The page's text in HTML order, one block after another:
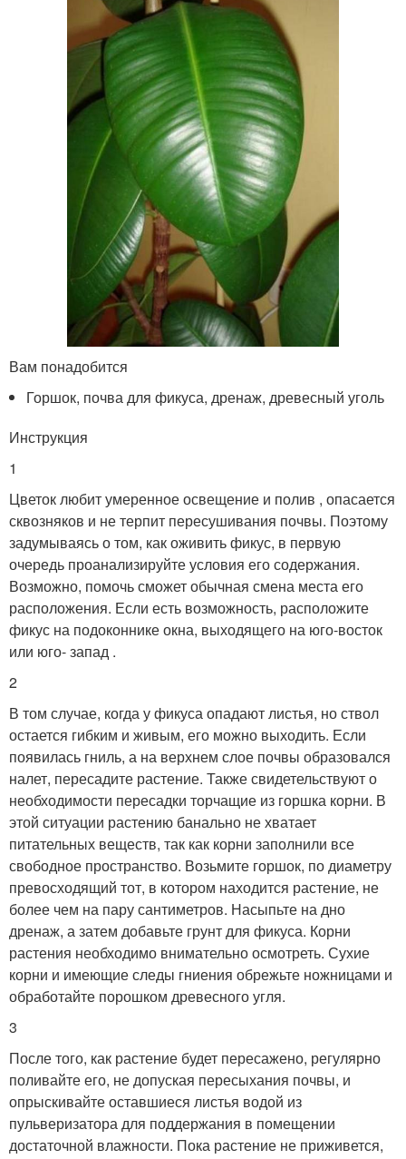
Вам понадобится
Горшок, почва для фикуса, дренаж, древесный уголь
Инструкция
1
Цветок любит умеренное освещение и полив , опасается
сквозняков и не терпит пересушивания почвы. Поэтому
задумываясь о том, как оживить фикус, в первую
очередь проанализируйте условия его содержания.
Возможно, помочь сможет обычная смена места его
расположения. Если есть возможность, расположите
фикус на подоконнике окна, выходящего на юго-восток
или юго- запад .
2
В том случае, когда у фикуса опадают листья, но ствол
остается гибким и живым, его можно выходить. Если
появилась гниль, а на верхнем слое почвы образовался
налет, пересадите растение. Также свидетельствуют о
необходимости пересадки торчащие из горшка корни. В
этой ситуации растению банально не хватает
питательных веществ, так как корни заполнили все
свободное пространство. Возьмите горшок, по диаметру
превосходящий тот, в котором находится растение, не
более чем на пару сантиметров. Насыпьте на дно
дренаж, а затем добавьте грунт для фикуса. Корни
растения необходимо внимательно осмотреть. Сухие
корни и имеющие следы гниения обрежьте ножницами и
обработайте порошком древесного угля.
3
После того, как растение будет пересажено, регулярно
поливайте его, не допуская пересыхания почвы, и
опрыскивайте оставшиеся листья водой из
пульверизатора для поддержания в помещении
достаточной влажности. Пока растение не приживется,